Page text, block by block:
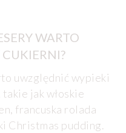
WARTO
uwzględnić wypieki
jak włoskie
francuska rolada
Christmas pudding.